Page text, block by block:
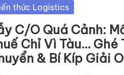
thức Logistics
C/O Quá Cảnh:
Chỉ Vì Tàu… Ghé
& Bí Kíp Giải